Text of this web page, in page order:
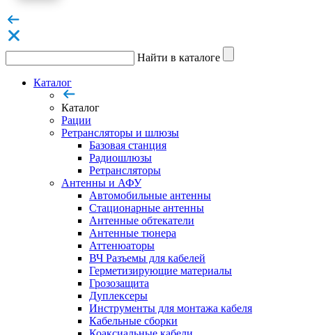
Найти в каталоге
Каталог
Каталог
Рации
Ретрансляторы и шлюзы
Базовая станция
Радиошлюзы
Ретрансляторы
Антенны и АФУ
Автомобильные антенны
Стационарные антенны
Антенные обтекатели
Антенные тюнера
Аттенюаторы
ВЧ Разъемы для кабелей
Герметизирующие материалы
Грозозащита
Дуплексеры
Инструменты для монтажа кабеля
Кабельные сборки